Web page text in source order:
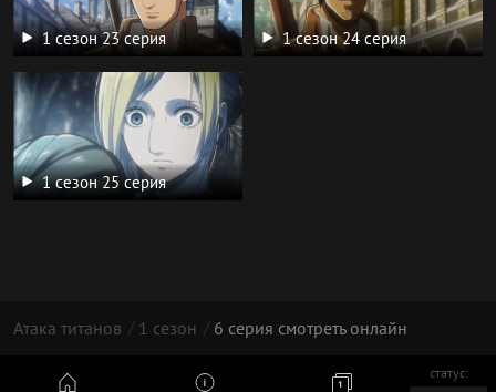
статус:
1 сезон 23 серия 1 сезон 24 серия
1 сезон 25 серия
Атака титанов 1 сезон 6 серия смотреть онлайн